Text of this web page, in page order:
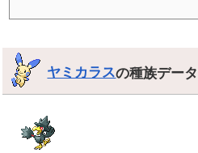
ヤミカラスの種族デー